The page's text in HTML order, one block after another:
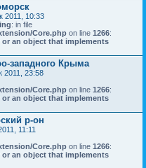
2011, 10:33
: in file
Core.php on line 1266:
or an object that implements
западного Крыма
2011, 23:58
Core.php on line 1266:
or an object that implements
р-он
11:11
Core.php on line 1266:
or an object that implements